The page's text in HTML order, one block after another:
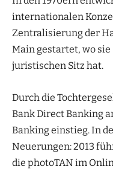
internationalen
Zentralisierung der
Main gestartet, wo
juristischen Sitz hat.
Durch die
Bank Direct Banking
Banking einstieg. In
Neuerungen: 2013
die photoTAN im